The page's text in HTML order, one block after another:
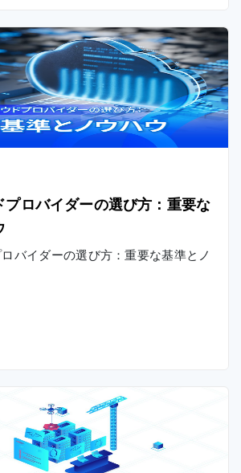
プロバイダーの選び方：重要な
バイダーの選び方：重要な基準とノ